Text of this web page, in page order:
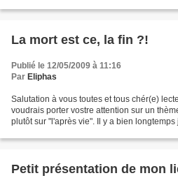
La mort est ce, la fin ?!
Publié le 12/05/2009 à 11:16
Par Eliphas
Salutation à vous toutes et tous chér(e)
voudrais porter vostre attention sur un
plutôt sur "l'après vie". Il y a bien longtemps
Petit présentation de mon